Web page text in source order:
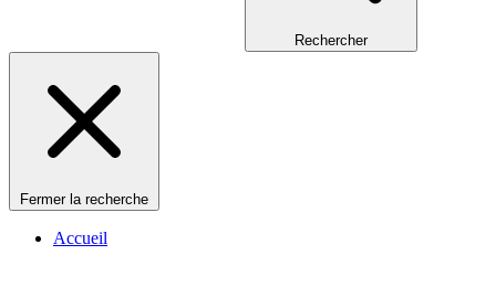
Rechercher
Fermer la recherche
Accueil